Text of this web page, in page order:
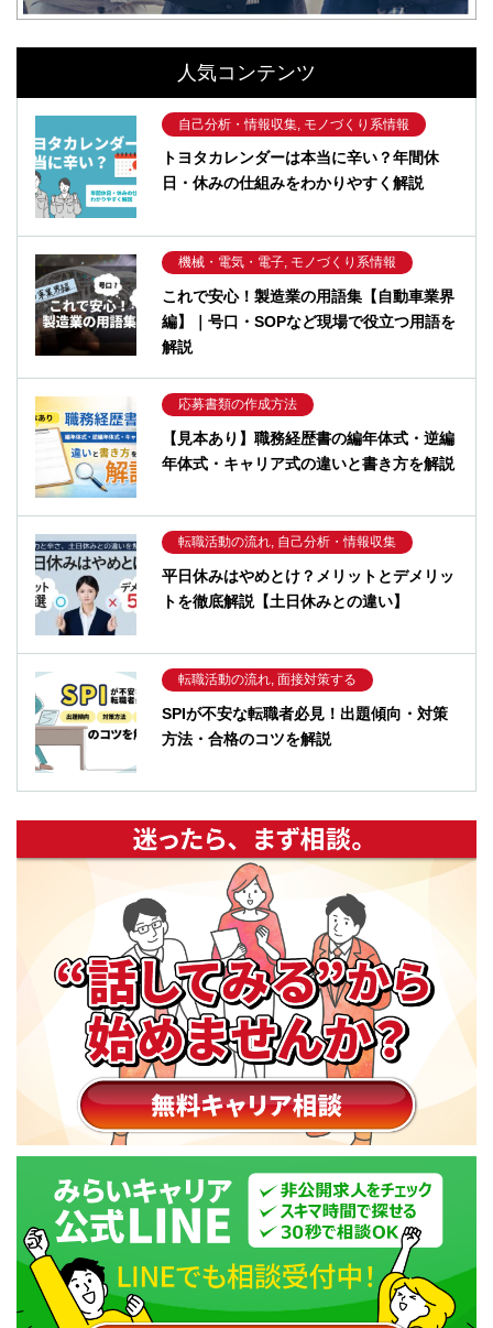
人気コンテンツ
自己分析・情報収集, モノづくり系情報
トヨタカレンダーは本当に辛い？年間休
日・休みの仕組みをわかりやすく解説
機械・電気・電子, モノづくり系情報
これで安心！製造業の用語集【自動車業界
編】｜号口・SOPなど現場で役立つ用語を
解説
応募書類の作成方法
【見本あり】職務経歴書の編年体式・逆編
年体式・キャリア式の違いと書き方を解説
転職活動の流れ, 自己分析・情報収集
平日休みはやめとけ？メリットとデメリッ
トを徹底解説【土日休みとの違い】
転職活動の流れ, 面接対策する
SPIが不安な転職者必見！出題傾向・対策
方法・合格のコツを解説